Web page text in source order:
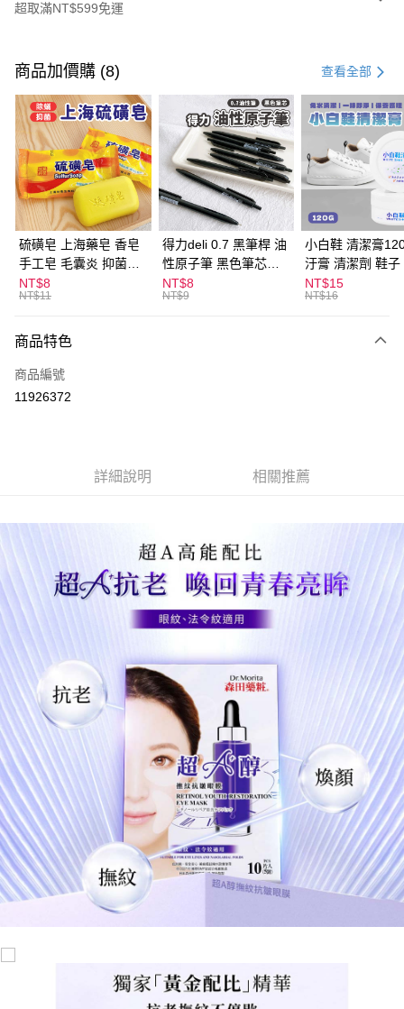
超取滿NT$599免運
信用卡一次付款
超商取貨付款
LINE Pay
Apple Pay
街口支付
悠遊付
ATM付款
全家取貨付款
每筆NT$60，滿NT$599(含以上)免運費
付款後全家取貨
每筆NT$60，滿NT$599(含以上)免運費
每筆NT$60，滿NT$599(含以上)免運費
宅配
每筆NT$120，滿NT$1,999(含以上)免運費
商品加價購 (8) 查看全部
硫磺皂 上海藥皂 香皂
手工皂 毛囊炎 抑菌除
蟎 清潔護膚 去油去痘
寵物皮膚病 狗狗貓咪
NT$8
NT$11
得力deli 0.7 黑筆桿 油
性原子筆 黑色筆芯
S304
NT$8
NT$9
小白鞋 清潔膏
汙膏 清潔劑 鞋子
漬 白皮鞋 鞋油
NT$15
NT$16
商品特色
商品編號
11926372
詳細說明 相關推薦